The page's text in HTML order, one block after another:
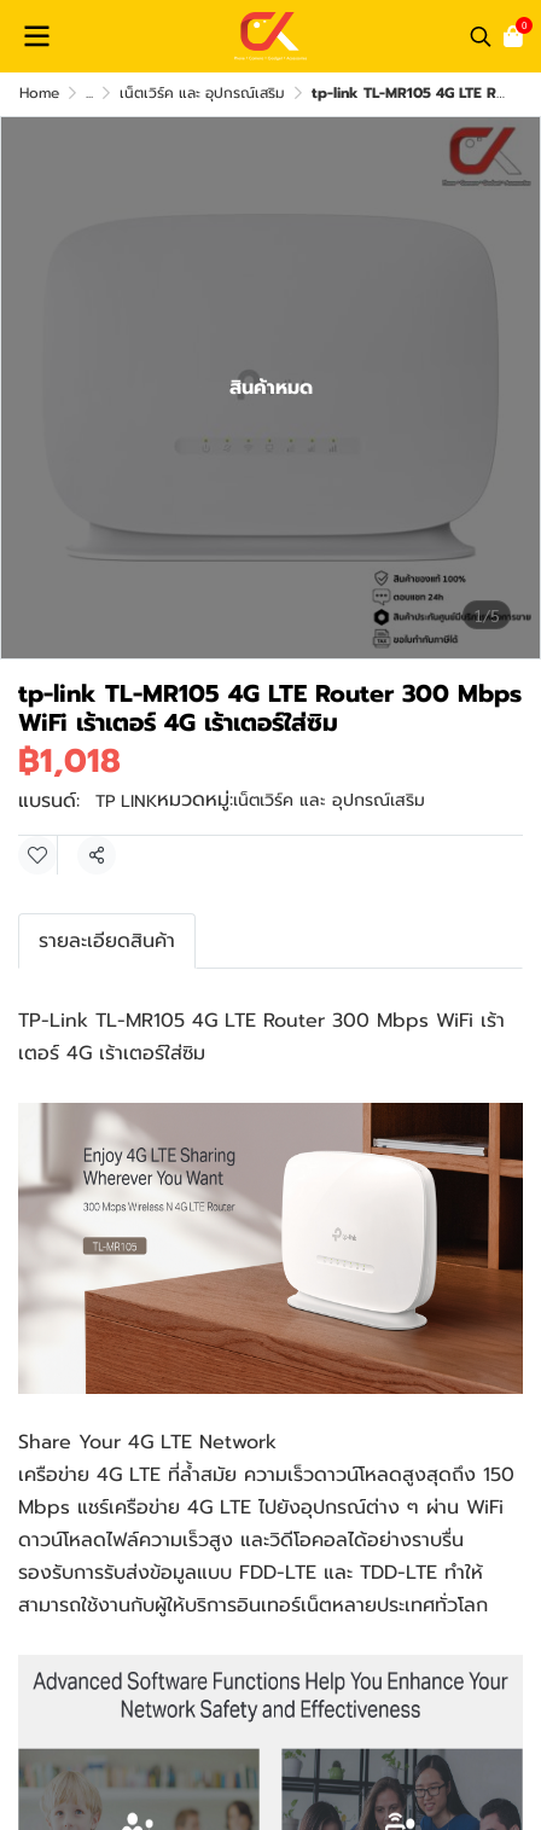
0
Home ... เน็ตเวิร์ค และ อุปกรณ์เสริม tp-link TL-MR105 4G LTE Router 300 Mbps WiFi เร้าเตอร์ 4G เร้าเตอร์ใส่ซิม
1/5
สินค้าหมด
tp-link TL-MR105 4G LTE Router 300 Mbps
WiFi เร้าเตอร์ 4G เร้าเตอร์ใส่ซิม
฿1,018
แบรนด์: TP LINKหมวดหมู่:เน็ตเวิร์ค และ อุปกรณ์เสริม
แชร์
รายละเอียดสินค้า
TP-Link TL-MR105 4G LTE Router 300 Mbps WiFi เร้า
เตอร์ 4G เร้าเตอร์ใส่ซิม
Share Your 4G LTE Network
เครือข่าย 4G LTE ที่ล้ำสมัย ความเร็วดาวน์โหลดสูงสุดถึง 150
Mbps แชร์เครือข่าย 4G LTE ไปยังอุปกรณ์ต่าง ๆ ผ่าน WiFi
ดาวน์โหลดไฟล์ความเร็วสูง และวิดีโอคอลได้อย่างราบรื่น
รองรับการรับส่งข้อมูลแบบ FDD-LTE และ TDD-LTE ทำให้
สามารถใช้งานกับผู้ให้บริการอินเทอร์เน็ตหลายประเทศทั่วโลก